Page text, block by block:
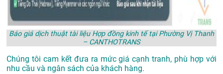
Báo giá dịch thuật tài liệu Hợp đồng kinh tế tại Phường Vị Thanh
– CANTHOTRANS
Chúng tôi cam kết đưa ra mức giá cạnh tranh, phù hợp với
nhu cầu và ngân sách của khách hàng.